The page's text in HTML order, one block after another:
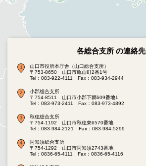
各総合支所 の連絡先
山口市役所本庁舎（山口総合支所）
〒753-8650 山口市亀山町2番1号
Tel：083-922-4111
Fax：083-934-2944
小郡総合支所
〒754-8511 山口市小郡下郷609番地1
Tel：083-973-2411
Fax：083-973-4892
秋穂総合支所
〒754-1192 山口市秋穂東6570番地
Tel：083-984-2121
Fax：083-984-5299
阿知須総合支所
〒754-1292 山口市阿知須2743番地
Tel：0836-65-4111
Fax：0836-65-4116